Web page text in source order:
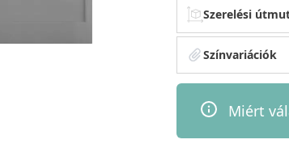
Szerelési
Színvariációk
Miért